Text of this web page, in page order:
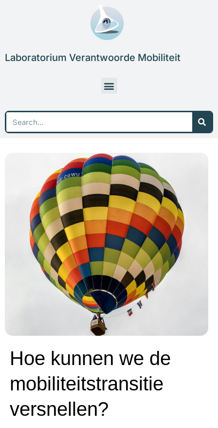
Laboratorium Verantwoorde Mobiliteit
Menu
Hoe kunnen we de
mobiliteitstransitie
versnellen?